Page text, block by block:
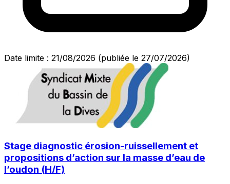
Date limite : 21/08/2026 (publiée le 27/07/2026)
Stage diagnostic érosion-ruissellement et
propositions d’action sur la masse d’eau de
l’oudon (H/F)